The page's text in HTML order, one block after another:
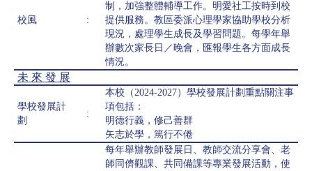
校風 :
制，加強整體輔導工作。明愛社工按時到校
提供服務。教區委派心理學家協助學校分析
現況，處理學生成長及學習問題。每學年舉
辦數次家長日／晚會，匯報學生各方面成長
情況。
未 來 發 展
學校發展計
劃
:
本校（2024-2027）學校發展計劃重點關注事
項包括：
明德行義，修己善群
矢志於學，篤行不倦
每年舉辦教師發展日、教師交流分享會、老
師同儕觀課、共同備課等專業發展活動，使